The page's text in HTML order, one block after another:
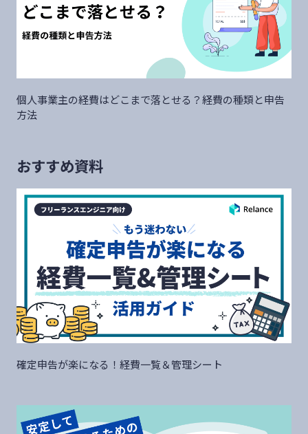
個人事業主の経費はどこまで落とせる？経費の種類と申告
方法
おすすめ資料
確定申告が楽になる！経費一覧＆管理シート